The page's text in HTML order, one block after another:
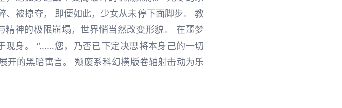
被掠夺， 即便如此，少女从未停下面脚步。 教
神的极限崩塌，世界悄当然改变形貌。 在噩梦
身。 “……您，乃否已下定决思将本身己的一切
开的黑暗寓言。 颓废系科幻横版卷轴射击动为乐